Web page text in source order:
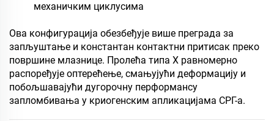
механичким циклусима
Ова конфигурација обезбеђује више преграда за
запљуштање и константан контактни притисак преко
површине млазнице. Пролећа типа Х равномерно
распоређује оптерећење, смањујући деформацију и
побољшавајући дугорочну перформансу
запломбивања у криогенским апликацијама СРГ-а.